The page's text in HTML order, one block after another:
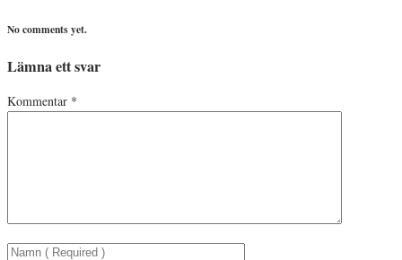
No comments yet.
Lämna ett svar
Kommentar *